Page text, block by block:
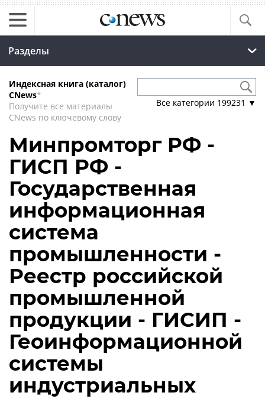
Разделы
Индексная книга (каталог)
CNews*
Получите все материалы
CNews по ключевому слову
Все категории 199231 ▼
Минпромторг РФ -
ГИСП РФ -
Государственная
информационная
система
промышленности -
Реестр российской
промышленной
продукции - ГИСИП -
Геоинформационной
системы
индустриальных